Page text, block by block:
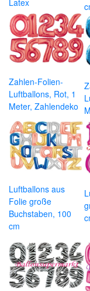
Zahlen-Folien-
Luftballons, Rot, 1
Meter, Zahlendeko
Luftballons aus
Folie große
Buchstaben, 100
cm